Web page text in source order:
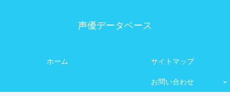
声優データベース
ホーム サイトマップ
お問い合わせ